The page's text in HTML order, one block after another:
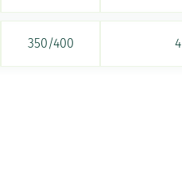
350/400 4